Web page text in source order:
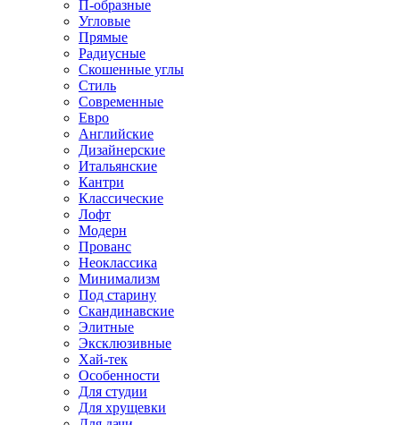
П-образные
Угловые
Прямые
Радиусные
Скошенные углы
Стиль
Современные
Евро
Английские
Дизайнерские
Итальянские
Кантри
Классические
Лофт
Модерн
Прованс
Неоклассика
Минимализм
Под старину
Скандинавские
Элитные
Эксклюзивные
Хай-тек
Особенности
Для студии
Для хрущевки